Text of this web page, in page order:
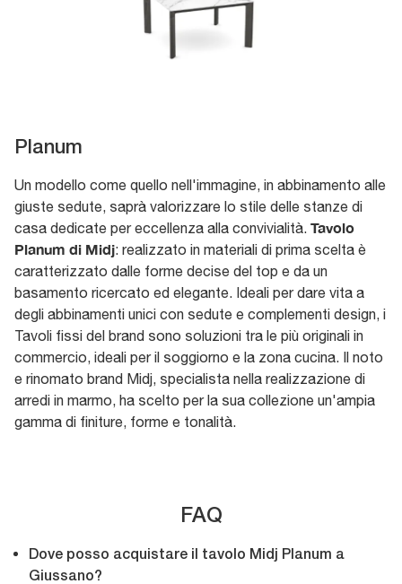
Planum
Un modello come quello nell'immagine, in abbinamento alle
giuste sedute, saprà valorizzare lo stile delle stanze di
casa dedicate per eccellenza alla convivialità. Tavolo
Planum di Midj: realizzato in materiali di prima scelta è
caratterizzato dalle forme decise del top e da un
basamento ricercato ed elegante. Ideali per dare vita a
degli abbinamenti unici con sedute e complementi design, i
Tavoli fissi del brand sono soluzioni tra le più originali in
commercio, ideali per il soggiorno e la zona cucina. Il noto
e rinomato brand Midj, specialista nella realizzazione di
arredi in marmo, ha scelto per la sua collezione un'ampia
gamma di finiture, forme e tonalità.
FAQ
Dove posso acquistare il tavolo Midj Planum a
Giussano?